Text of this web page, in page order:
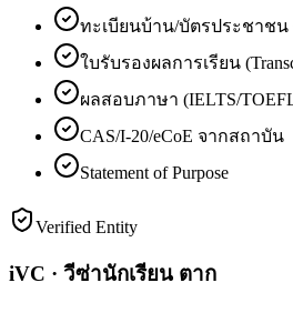
ทะเบียนบ้าน/บัตรประชาชน
ใบรับรองผลการเรียน
ผลสอบภาษา (IELTS/
CAS/I-20/eCoE จากสถาบัน
Statement of Purpose
Verified Entity
iVC · วีซ่านักเรียน ตาก